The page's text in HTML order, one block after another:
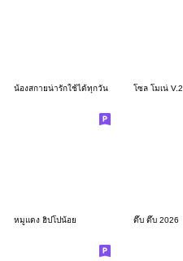
น้องสกายน่ารักใช้ได้ทุกวัน โซล โมเน่ V.2
หมูแดง ฮิปโปน้อย ดึ๊บ ดึ๊บ 2026